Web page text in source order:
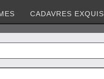
CADAVRES EXQUIS